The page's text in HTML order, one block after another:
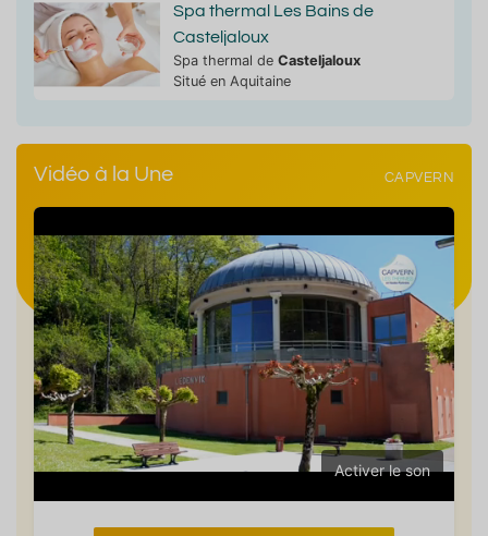
Spa thermal Les Bains de
Casteljaloux
Spa thermal de Casteljaloux
Situé en Aquitaine
Vidéo à la Une CAPVERN
Activer le son